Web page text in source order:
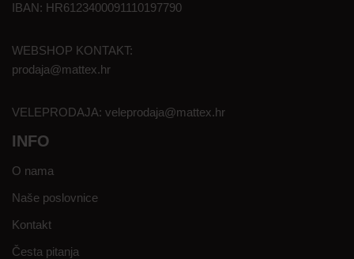
IBAN: HR6123400091110197790
WEBSHOP KONTAKT:
prodaja@mattex.hr
VELEPRODAJA: veleprodaja@mattex.hr
INFO
O nama
Naše poslovnice
Kontakt
Česta pitanja